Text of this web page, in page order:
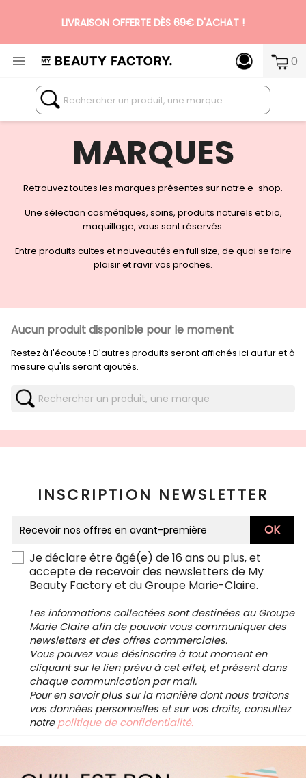
LIVRAISON OFFERTE DÈS 69€ D'ACHAT !
N°1 DES BOX BEAUTÉ PREMIUM SANS ENGAGEMENT
 0
MARQUES
Retrouvez toutes les marques présentes sur notre e-shop.
Une sélection cosmétiques, soins, produits naturels et bio,
maquillage, vous sont réservés.
Entre produits cultes et nouveautés en full size, de quoi se faire
plaisir et ravir vos proches.
Aucun produit disponible pour le moment
Restez à l'écoute ! D'autres produits seront affichés ici au fur et à
mesure qu'ils seront ajoutés.
INSCRIPTION NEWSLETTER
Je déclare être âgé(e) de 16 ans ou plus, et
accepte de recevoir des newsletters de My
Beauty Factory et du Groupe Marie-Claire.
Les informations collectées sont destinées au Groupe
Marie Claire afin de pouvoir vous communiquer des
newsletters et des offres commerciales.
Vous pouvez vous désinscrire à tout moment en
cliquant sur le lien prévu à cet effet, et présent dans
chaque communication par mail.
Pour en savoir plus sur la manière dont nous traitons
vos données personnelles et sur vos droits, consultez
notre politique de confidentialité.